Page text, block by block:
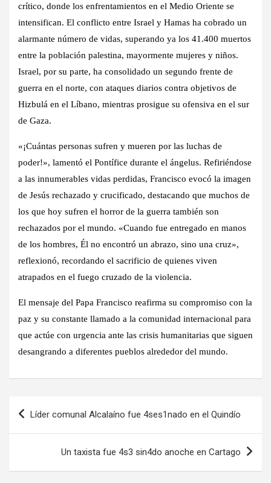
crítico, donde los enfrentamientos en el Medio Oriente se
intensifican. El conflicto entre Israel y Hamas ha cobrado un
alarmante número de vidas, superando ya los 41.400 muertos
entre la población palestina, mayormente mujeres y niños.
Israel, por su parte, ha consolidado un segundo frente de
guerra en el norte, con ataques diarios contra objetivos de
Hizbulá en el Líbano, mientras prosigue su ofensiva en el sur
de Gaza.
«¡Cuántas personas sufren y mueren por las luchas de
poder!», lamentó el Pontífice durante el ángelus. Refiriéndose
a las innumerables vidas perdidas, Francisco evocó la imagen
de Jesús rechazado y crucificado, destacando que muchos de
los que hoy sufren el horror de la guerra también son
rechazados por el mundo. «Cuando fue entregado en manos
de los hombres, Él no encontró un abrazo, sino una cruz»,
reflexionó, recordando el sacrificio de quienes viven
atrapados en el fuego cruzado de la violencia.
El mensaje del Papa Francisco reafirma su compromiso con la
paz y su constante llamado a la comunidad internacional para
que actúe con urgencia ante las crisis humanitarias que siguen
desangrando a diferentes pueblos alrededor del mundo.
Líder comunal Alcalaíno fue 4ses1nado en el Quindío
Un taxista fue 4s3 sin4do anoche en Cartago